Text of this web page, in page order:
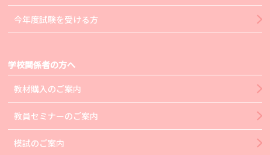
今年度試験を受ける方
学校関係者の方へ
教材購入のご案内
教員セミナーのご案内
模試のご案内